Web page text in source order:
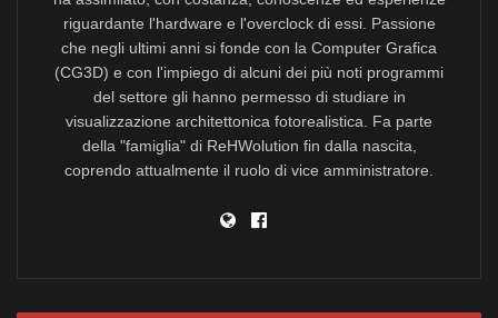
riguardante l'hardware e l'overclock di essi. Passione
che negli ultimi anni si fonde con la Computer Grafica
(CG3D) e con l'impiego di alcuni dei più noti programmi
del settore gli hanno permesso di studiare in
visualizzazione architettonica fotorealistica. Fa parte
della "famiglia" di ReHWolution fin dalla nascita,
coprendo attualmente il ruolo di vice amministratore.